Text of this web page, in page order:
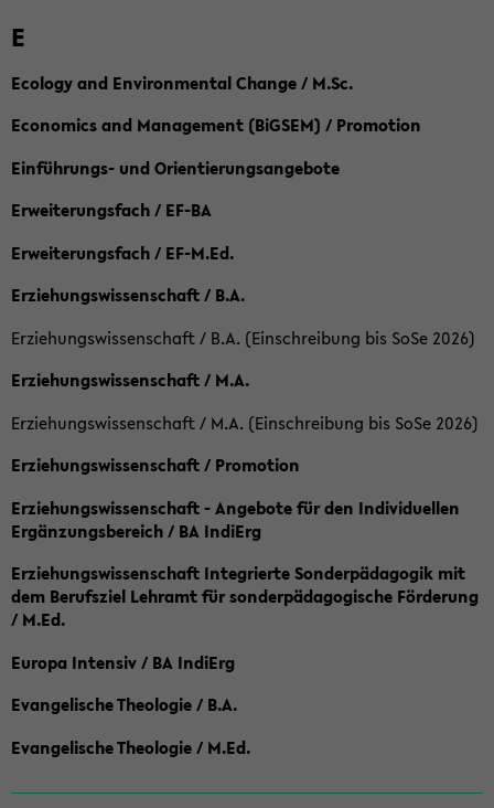
E
Ecology and Environmental Change / M.Sc.
Economics and Management (BiGSEM) / Promotion
Einführungs- und Orientierungsangebote
Erweiterungsfach / EF-BA
Erweiterungsfach / EF-M.Ed.
Erziehungswissenschaft / B.A.
Erziehungswissenschaft / B.A. (Einschreibung bis SoSe 2026)
Erziehungswissenschaft / M.A.
Erziehungswissenschaft / M.A. (Einschreibung bis SoSe 2026)
Erziehungswissenschaft / Promotion
Erziehungswissenschaft - Angebote für den Individuellen
Ergänzungsbereich / BA IndiErg
Erziehungswissenschaft Integrierte Sonderpädagogik mit
dem Berufsziel Lehramt für sonderpädagogische Förderung
/ M.Ed.
Europa Intensiv / BA IndiErg
Evangelische Theologie / B.A.
Evangelische Theologie / M.Ed.